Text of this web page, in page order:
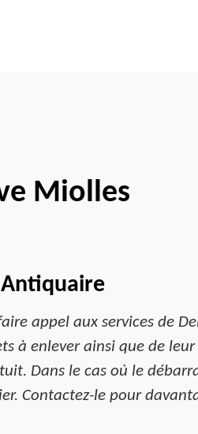
Miolles
appel aux services de
à enlever ainsi que de
Dans le cas où le
Contactez-le pour